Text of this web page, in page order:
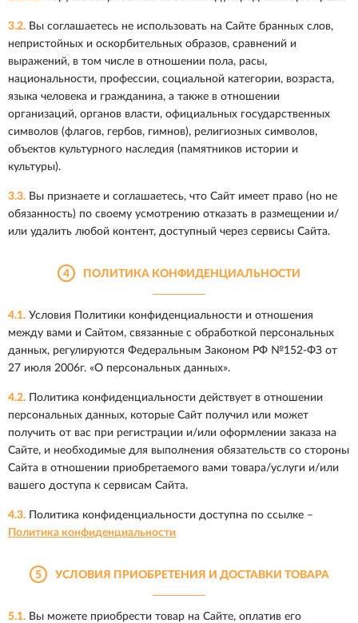
3.2. Вы соглашаетесь не использовать на Сайте бранных слов,
непристойных и оскорбительных образов, сравнений и
выражений, в том числе в отношении пола, расы,
национальности, профессии, социальной категории, возраста,
языка человека и гражданина, а также в отношении
организаций, органов власти, официальных государственных
символов (флагов, гербов, гимнов), религиозных символов,
объектов культурного наследия (памятников истории и
культуры).
3.3. Вы признаете и соглашаетесь, что Сайт имеет право (но не
обязанность) по своему усмотрению отказать в размещении и/
или удалить любой контент, доступный через сервисы Сайта.
4 ПОЛИТИКА КОНФИДЕНЦИАЛЬНОСТИ
4.1. Условия Политики конфиденциальности и отношения
между вами и Сайтом, связанные с обработкой персональных
данных, регулируются Федеральным Законом РФ №152-ФЗ от
27 июля 2006г. «О персональных данных».
4.2. Политика конфиденциальности действует в отношении
персональных данных, которые Сайт получил или может
получить от вас при регистрации и/или оформлении заказа на
Сайте, и необходимые для выполнения обязательств со стороны
Сайта в отношении приобретаемого вами товара/услуги и/или
вашего доступа к сервисам Сайта.
4.3. Политика конфиденциальности доступна по ссылке –
Политика конфиденциальности
5 УСЛОВИЯ ПРИОБРЕТЕНИЯ И ДОСТАВКИ ТОВАРА
5.1. Вы можете приобрести товар на Сайте, оплатив его